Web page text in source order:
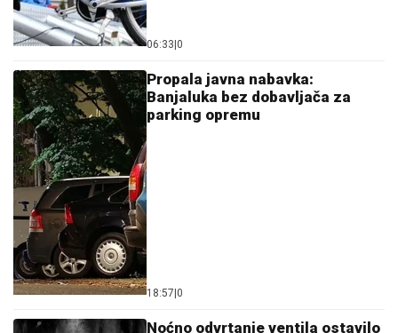
06:33 0
Propala javna nabavka:
Banjaluka bez dobavljača za
parking opremu
18:57 0
Noćno odvrtanje ventila ostavilo